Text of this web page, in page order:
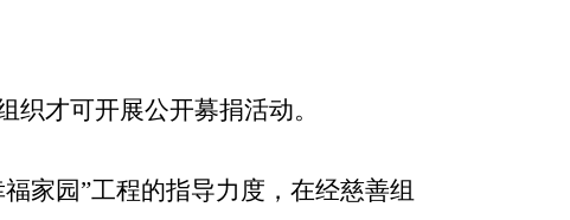
才可开展公开募捐活动。
家园”工程的指导力度，在经慈善组